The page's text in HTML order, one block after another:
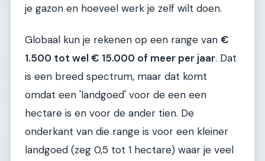
je gazon en hoeveel werk je zelf wilt doen.
Globaal kun je rekenen op een range van €
1.500 tot wel € 15.000 of meer per jaar. Dat
is een breed spectrum, maar dat komt
omdat een 'landgoed' voor de een een
hectare is en voor de ander tien. De
onderkant van die range is voor een kleiner
landgoed (zeg 0,5 tot 1 hectare) waar je veel